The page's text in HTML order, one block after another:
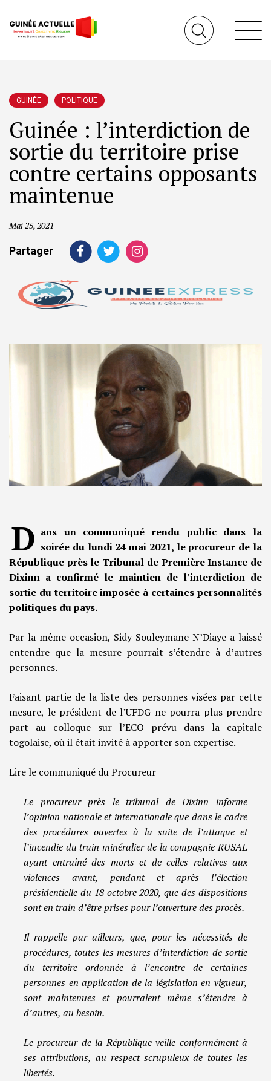
GUINÉE POLITIQUE
Guinée : l’interdiction de
sortie du territoire prise
contre certains opposants
maintenue
Mai 25, 2021
Partager
D ans un communiqué rendu public dans la
soirée du lundi 24 mai 2021, le procureur de la
République près le Tribunal de Première Instance de
Dixinn a confirmé le maintien de l’interdiction de
sortie du territoire imposée à certaines personnalités
politiques du pays.
Par la même occasion, Sidy Souleymane N’Diaye a laissé
entendre que la mesure pourrait s’étendre à d’autres
personnes.
Faisant partie de la liste des personnes visées par cette
mesure, le président de l’UFDG ne pourra plus prendre
part au colloque sur l’ECO prévu dans la capitale
togolaise, où il était invité à apporter son expertise.
Lire le communiqué du Procureur
Le procureur près le tribunal de Dixinn informe
l’opinion nationale et internationale que dans le cadre
des procédures ouvertes à la suite de l’attaque et
l’incendie du train minéralier de la compagnie RUSAL
ayant entraîné des morts et de celles relatives aux
violences avant, pendant et après l’élection
présidentielle du 18 octobre 2020, que des dispositions
sont en train d’être prises pour l’ouverture des procès.
Il rappelle par ailleurs, que, pour les nécessités de
procédures, toutes les mesures d’interdiction de sortie
du territoire ordonnée à l’encontre de certaines
personnes en application de la législation en vigueur,
sont maintenues et pourraient même s’étendre à
d’autres, au besoin.
Le procureur de la République veille conformément à
ses attributions, au respect scrupuleux de toutes les
libertés.